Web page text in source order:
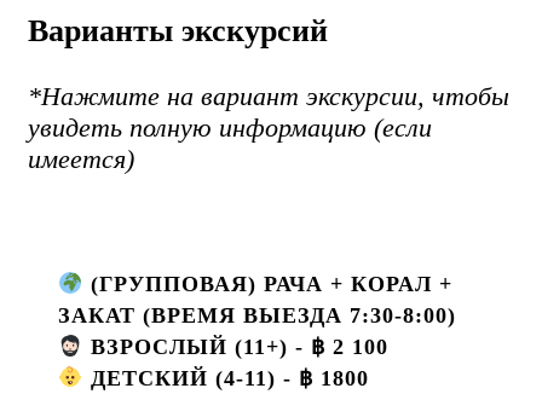
Варианты экскурсий
*Нажмите на вариант экскурсии, чтобы
увидеть полную информацию (если
имеется)
(ГРУППОВАЯ) РАЧА + КОРАЛ +
ЗАКАТ (ВРЕМЯ ВЫЕЗДА 7:30-8:00)
ВЗРОСЛЫЙ (11+) - ฿ 2 100
ДЕТСКИЙ (4-11) - ฿ 1800